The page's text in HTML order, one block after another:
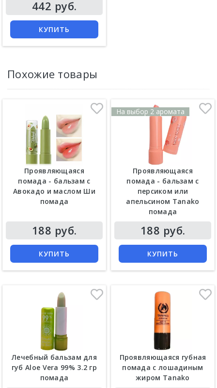
442 руб.
КУПИТЬ
Похожие товары
Проявляющаяся
помада - бальзам с
Авокадо и маслом Ши
помада
188 руб.
КУПИТЬ
На выбор 2 аромата
Проявляющаяся
помада - бальзам с
персиком или
апельсином Tanako
помада
188 руб.
КУПИТЬ
Лечебный бальзам для
губ Aloe Vera 99% 3.2 гр
помада
Проявляющаяся губная
помада с лошадиным
жиром Tanako